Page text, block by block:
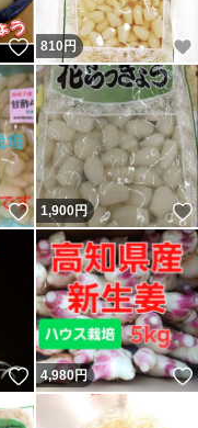
いいね！
810円
いいね！
1,900円
いいね！
4,980円